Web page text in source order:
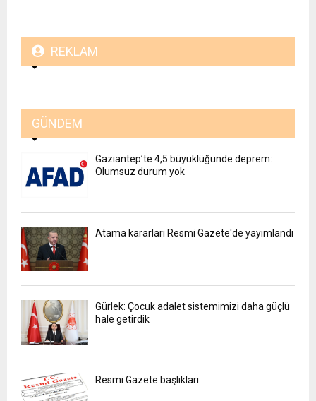
REKLAM
GÜNDEM
Gaziantep’te 4,5 büyüklüğünde deprem:
Olumsuz durum yok
Atama kararları Resmi Gazete'de yayımlandı
Gürlek: Çocuk adalet sistemimizi daha güçlü
hale getirdik
Resmi Gazete başlıkları